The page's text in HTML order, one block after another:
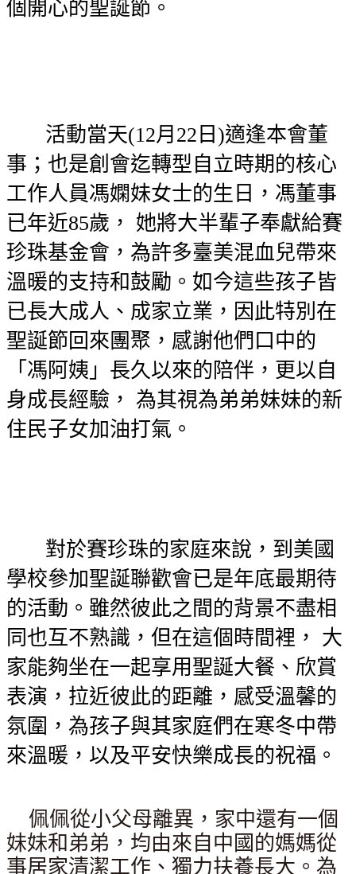
個開心的聖誕節。
活動當天(12月22日)適逢本會董
事；也是創會迄轉型自立時期的核心
工作人員馮嫻妹女士的生日，馮董事
已年近85歲， 她將大半輩子奉獻給賽
珍珠基金會，為許多臺美混血兒帶來
溫暖的支持和鼓勵。如今這些孩子皆
已長大成人、成家立業，因此特別在
聖誕節回來團聚，感謝他們口中的
「馮阿姨」長久以來的陪伴，更以自
身成長經驗， 為其視為弟弟妹妹的新
住民子女加油打氣。
對於賽珍珠的家庭來說，到美國
學校參加聖誕聯歡會已是年底最期待
的活動。 雖然彼此之間的背景不盡相
同也互不熟識，但在這個時間裡， 大
家能夠坐在一起享用聖誕大餐、欣賞
表演，拉近彼此的距離，感受溫馨的
氛圍，為孩子與其家庭們在寒冬中帶
來溫暖，以及平安快樂成長的祝福。
佩佩從小父母離異，家中還有一個
妹妹和弟弟，均由來自中國的媽媽從
事居家清潔工作、獨力扶養長大。為